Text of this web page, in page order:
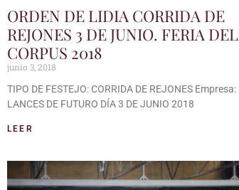
ORDEN DE LIDIA CORRIDA DE
REJONES 3 DE JUNIO. FERIA DEL
CORPUS 2018
junio 3, 2018
TIPO DE FESTEJO: CORRIDA DE REJONES Empresa:
LANCES DE FUTURO DÍA 3 DE JUNIO 2018
LEER